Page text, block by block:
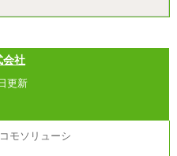
会社
更新